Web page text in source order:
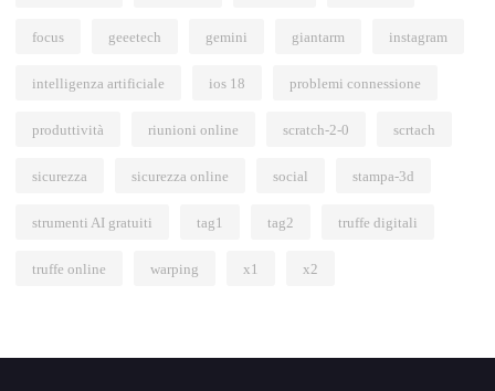
focus geeetech gemini giantarm instagram
intelligenza artificiale ios 18 problemi connessione
produttività riunioni online scratch-2-0 scrtach
sicurezza sicurezza online social stampa-3d
strumenti AI gratuiti tag1 tag2 truffe digitali
truffe online warping x1 x2